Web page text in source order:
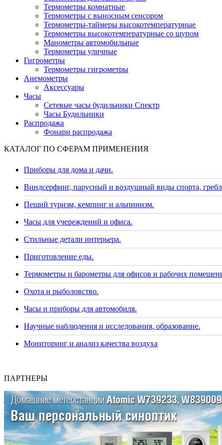
Термометры комнатные
Термометры с выносным сенсором
Термометры-таймеры высокотемпературные
Термометры высокотемпературные со щупом
Манометры автомобильные
Термометры уличные
Гигрометры
Термометры гигрометры
Анемометры
Аксессуары
Часы
Сетевые часы будильники Спектр
Часы Будильники
Распродажа
Фонари распродажа
КАТАЛОГ ПО СФЕРАМ ПРИМЕНЕНИЯ
Приборы для дома и дачи.
Виндсерфинг, парусный и воздушный виды спорта,
Пеший туризм, кемпинг и альпинизм.
Часы для учереждений и офиса.
Стильные детали интерьера.
Приготовление еды.
Термометры и барометры для офисов и рабочих
Охота и рыболовство.
Часы и приборы для автомобиля.
Научные наблюдения и исследования, образование.
Мониторинг и анализ качества воздуха
ПАРТНЕРЫ